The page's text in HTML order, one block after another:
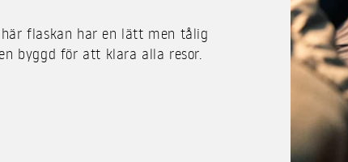
flaskan har en lätt men tålig
byggd för att klara alla resor.